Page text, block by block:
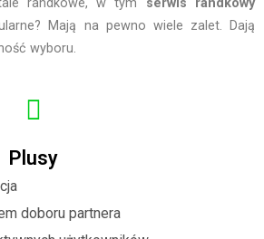
Mają na pewno wiele zalet. Dają
wyboru.
Plusy
doboru partnera